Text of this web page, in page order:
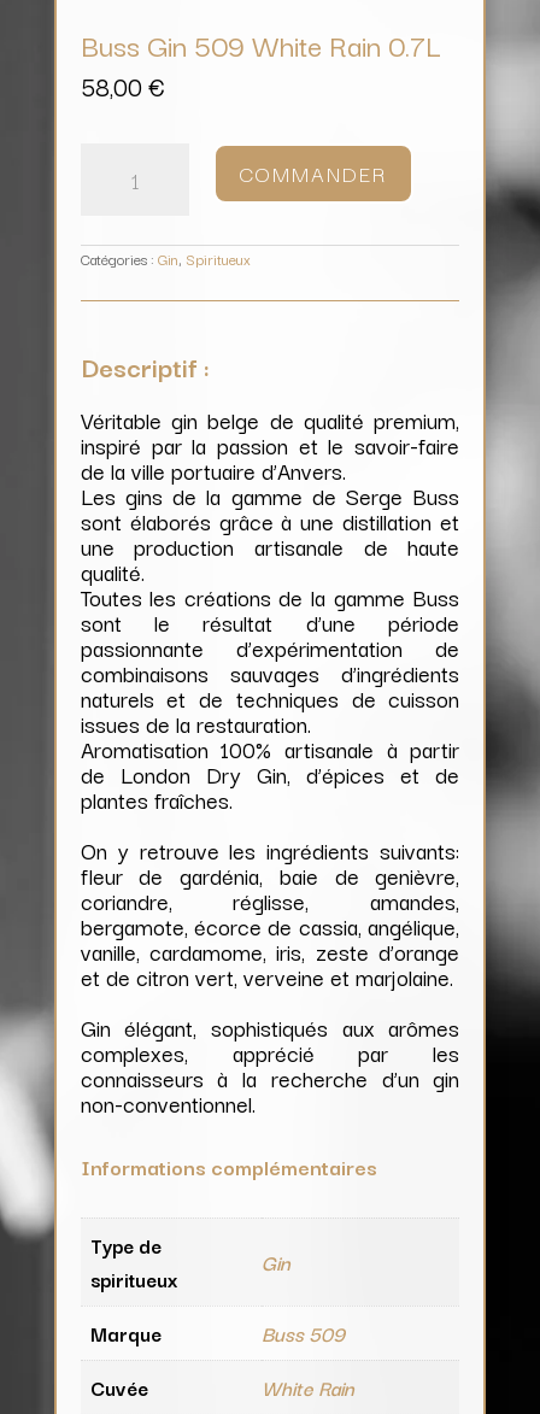
Buss Gin 509 White Rain 0.7L
58,00€
COMMANDER
Catégories : Gin, Spiritueux
Descriptif :
Véritable gin belge de qualité premium,
inspiré par la passion et le savoir-faire
de la ville portuaire d’Anvers.
Les gins de la gamme de Serge Buss
sont élaborés grâce à une distillation et
une production artisanale de haute
qualité.
Toutes les créations de la gamme Buss
sont le résultat d’une période
passionnante d’expérimentation de
combinaisons sauvages d’ingrédients
naturels et de techniques de cuisson
issues de la restauration.
Aromatisation 100% artisanale à partir
de London Dry Gin, d’épices et de
plantes fraîches.
On y retrouve les ingrédients suivants:
fleur de gardénia, baie de genièvre,
coriandre, réglisse, amandes,
bergamote, écorce de cassia, angélique,
vanille, cardamome, iris, zeste d’orange
et de citron vert, verveine et marjolaine.
Gin élégant, sophistiqués aux arômes
complexes, apprécié par les
connaisseurs à la recherche d’un gin
non-conventionnel.
Informations complémentaires
Type de
spiritueux
Gin
Marque
Buss 509
Cuvée
White Rain